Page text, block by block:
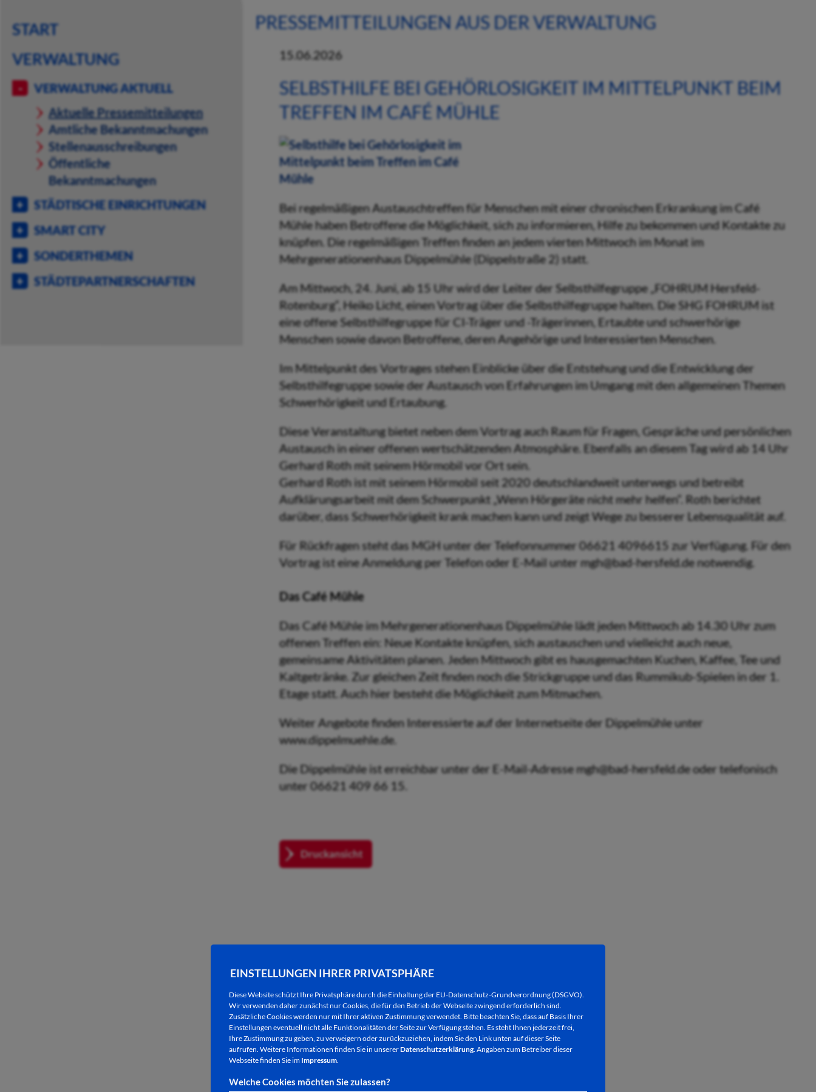
EINSTELLUNGEN IHRER PRIVATSPHÄRE
Diese Website schützt Ihre Privatsphäre durch die Einhaltung der EU-Datenschutz-Grundverordnung (DSGVO).
Wir verwenden daher zunächst nur Cookies, die für den Betrieb der Webseite zwingend erforderlich sind.
Zusätzliche Cookies werden nur mit Ihrer aktiven Zustimmung verwendet. Bitte beachten Sie, dass auf Basis Ihrer
Einstellungen eventuell nicht alle Funktionalitäten der Seite zur Verfügung stehen. Es steht Ihnen jederzeit frei,
Ihre Zustimmung zu geben, zu verweigern oder zurückzuziehen, indem Sie den Link unten auf dieser Seite
aufrufen. Weitere Informationen finden Sie in unsererDatenschutzerklärung. Angaben zum Betreiber dieser
Webseite finden Sie im Impressum.
Welche Cookies möchten Sie zulassen?
START
VERWALTUNG
VERWALTUNG AKTUELL
Aktuelle Pressemitteilungen
Amtliche Bekanntmachungen
Stellenausschreibungen
Öffentliche
Bekanntmachungen
STÄDTISCHE EINRICHTUNGEN
SMART CITY
SONDERTHEMEN
STÄDTEPARTNERSCHAFTEN
PRESSEMITTEILUNGEN AUS DER VERWALTUNG
15.06.2026
SELBSTHILFE BEI GEHÖRLOSIGKEIT IM MITTELPUNKT BEIM
TREFFEN IM CAFÉ MÜHLE
Bei regelmäßigen Austauschtreffen für Menschen mit einer chronischen Erkrankung im Café
Mühle haben Betroffene die Möglichkeit, sich zu informieren, Hilfe zu bekommen und Kontakte zu
knüpfen. Die regelmäßigen Treffen finden an jedem vierten Mittwoch im Monat im
Mehrgenerationenhaus Dippelmühle (Dippelstraße 2) statt.
Am Mittwoch, 24. Juni, ab 15 Uhr wird der Leiter der Selbsthilfegruppe „FOHRUM Hersfeld-
Rotenburg“, Heiko Licht, einen Vortrag über die Selbsthilfegruppe halten. Die SHG FOHRUM ist
eine offene Selbsthilfegruppe für CI-Träger und -Trägerinnen, Ertaubte und schwerhörige
Menschen sowie davon Betroffene, deren Angehörige und Interessierten Menschen.
Im Mittelpunkt des Vortrages stehen Einblicke über die Entstehung und die Entwicklung der
Selbsthilfegruppe sowie der Austausch von Erfahrungen im Umgang mit den allgemeinen Themen
Schwerhörigkeit und Ertaubung.
Diese Veranstaltung bietet neben dem Vortrag auch Raum für Fragen, Gespräche und persönlichen
Austausch in einer offenen wertschätzenden Atmosphäre. Ebenfalls an diesem Tag wird ab 14 Uhr
Gerhard Roth mit seinem Hörmobil vor Ort sein.
Gerhard Roth ist mit seinem Hörmobil seit 2020 deutschlandweit unterwegs und betreibt
Aufklärungsarbeit mit dem Schwerpunkt „Wenn Hörgeräte nicht mehr helfen“. Roth berichtet
darüber, dass Schwerhörigkeit krank machen kann und zeigt Wege zu besserer Lebensqualität auf.
Für Rückfragen steht das MGH unter der Telefonnummer 06621 4096615 zur Verfügung. Für den
Vortrag ist eine Anmeldung per Telefon oder E-Mail unter mgh@bad-hersfeld.de notwendig.
Das Café Mühle
Das Café Mühle im Mehrgenerationenhaus Dippelmühle lädt jeden Mittwoch ab 14.30 Uhr zum
offenen Treffen ein: Neue Kontakte knüpfen, sich austauschen und vielleicht auch neue,
gemeinsame Aktivitäten planen. Jeden Mittwoch gibt es hausgemachten Kuchen, Kaffee, Tee und
Kaltgetränke. Zur gleichen Zeit finden noch die Strickgruppe und das Rummikub-Spielen in der 1.
Etage statt. Auch hier besteht die Möglichkeit zum Mitmachen.
Weiter Angebote finden Interessierte auf der Internetseite der Dippelmühle unter
www.dippelmuehle.de.
Die Dippelmühle ist erreichbar unter der E-Mail-Adresse mgh@bad-hersfeld.de oder telefonisch
unter 06621 409 66 15.
Druckansicht